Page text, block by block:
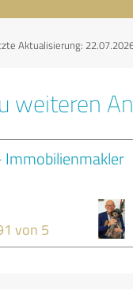
Aktualisierung:
weiteren
Immobilienmakler
von 5